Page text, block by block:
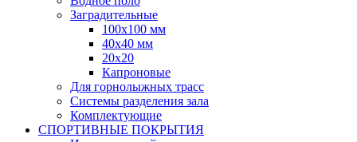
Заградительные
100х100 мм
40х40 мм
20х20
Капроновые
Для горнолыжных трасс
Системы разделения зала
Комплектующие
СПОРТИВНЫЕ ПОКРЫТИЯ